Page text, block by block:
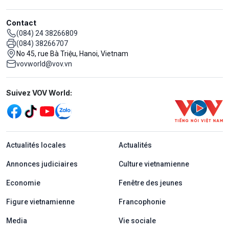
Contact
(084) 24 38266809
(084) 38266707
No 45, rue Bà Triệu, Hanoi, Vietnam
vovworld@vov.vn
Mạng xã hội
Suivez VOV World:
menu footer tiếng Pháp
Actualités locales Actualités
Annonces judiciaires Culture vietnamienne
Economie Fenêtre des jeunes
Figure vietnamienne Francophonie
Media Vie sociale